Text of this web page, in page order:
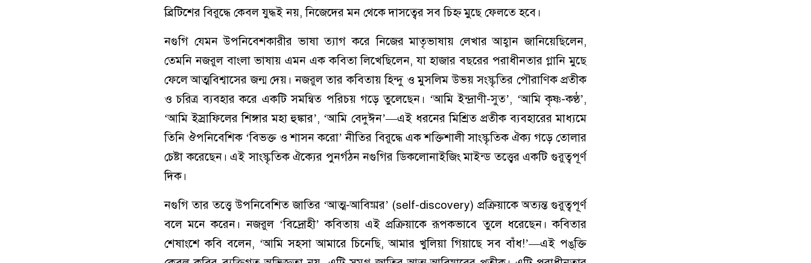
ব্রিটিশের বিরুদ্ধে কেবল যুদ্ধই নয়, নিজেদের মন থেকে দাসত্বের সব চিহ্ন মুছে ফেলতে হবে।
নগুগি যেমন উপনিবেশকারীর ভাষা ত্যাগ করে নিজের মাতৃভাষায় লেখার আহ্বান জানিয়েছিলেন,
তেমনি নজরুল বাংলা ভাষায় এমন এক কবিতা লিখেছিলেন, যা হাজার বছরের পরাধীনতার গ্লানি মুছে
ফেলে আত্মবিশ্বাসের জন্ম দেয়। নজরুল তার কবিতায় হিন্দু ও মুসলিম উভয় সংস্কৃতির পৌরাণিক প্রতীক
ও চরিত্র ব্যবহার করে একটি সমন্বিত পরিচয় গড়ে তুলেছেন। ‘আমি ইন্দ্রাণী-সুত’, ‘আমি কৃষ্ণ-কণ্ঠ’,
‘আমি ইস্রাফিলের শিঙ্গার মহা হুঙ্কার’, ‘আমি বেদুঈন’—এই ধরনের মিশ্রিত প্রতীক ব্যবহারের মাধ্যমে
তিনি ঔপনিবেশিক ‘বিভক্ত ও শাসন করো’ নীতির বিরুদ্ধে এক শক্তিশালী সাংস্কৃতিক ঐক্য গড়ে তোলার
চেষ্টা করেছেন। এই সাংস্কৃতিক ঐক্যের পুনর্গঠন নগুগির ডিকলোনাইজিং মাইন্ড তত্ত্বের একটি গুরুত্বপূর্ণ
দিক।
নগুগি তার তত্ত্বে উপনিবেশিত জাতির ‘আত্ম-আবিষ্কার’ (self-discovery) প্রক্রিয়াকে অত্যন্ত গুরুত্বপূর্ণ
বলে মনে করেন। নজরুল ‘বিদ্রোহী’ কবিতায় এই প্রক্রিয়াকে রূপকভাবে তুলে ধরেছেন। কবিতার
শেষাংশে কবি বলেন, ‘আমি সহসা আমারে চিনেছি, আমার খুলিয়া গিয়াছে সব বাঁধ!’—এই পঙ্‌ক্তি